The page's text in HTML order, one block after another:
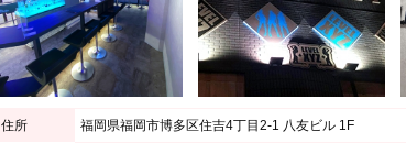
住所 福岡県福岡市博多区住吉4丁目2-1 八友ビル 1F